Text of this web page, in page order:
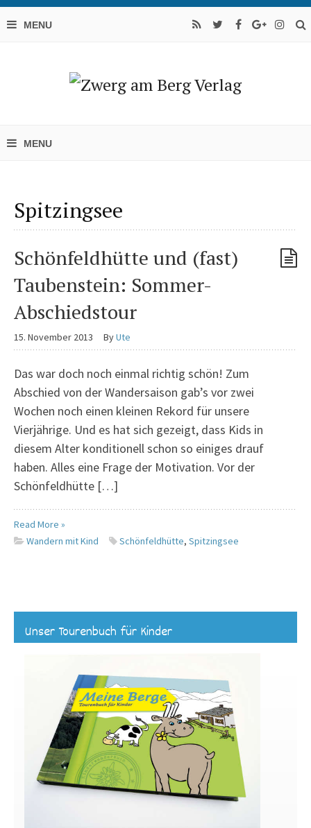
Spitzingsee
Schönfeldhütte und (fast)
Taubenstein: Sommer-
Abschiedstour
15. November 2013 ByUte
Das war doch noch einmal richtig schön! Zum
Abschied von der Wandersaison gab’s vor zwei
Wochen noch einen kleinen Rekord für unsere
Vierjährige. Und es hat sich gezeigt, dass Kids in
diesem Alter konditionell schon so einiges drauf
haben. Alles eine Frage der Motivation. Vor der
Schönfeldhütte […]
Read More »
Wandern mit Kind
Schönfeldhütte, Spitzingsee
Unser Tourenbuch für Kinder